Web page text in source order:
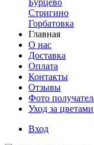
Бурцево
Стригино
Горбатовка
Главная
О нас
Доставка
Оплата
Контакты
Отзывы
Фото
Уход за цветами
Вход